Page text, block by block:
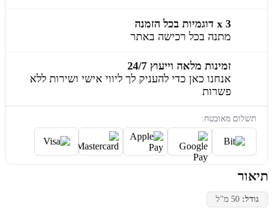
3 x דוגמיות בכל הזמנה
מתנה בכל רכישה באתר
זמינות מלאה וייעוץ 24/7
אנחנו כאן כדי להעניק לך ליווי אישי ושירות ללא
פשרות
תשלום מאובטח:
תיאור
גודל: